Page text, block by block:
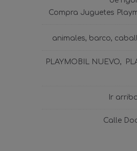
Compra Juguetes
animales barco
PLAYMOBIL NUEVO
Ir
Calle